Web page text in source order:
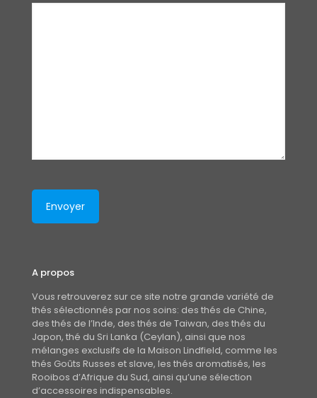
A propos
Vous retrouverez sur ce site notre grande variété de
thés sélectionnés par nos soins: des thés de Chine,
des thés de l’Inde, des thés de Taiwan, des thés du
Japon, thé du Sri Lanka (Ceylan), ainsi que nos
mélanges exclusifs de la Maison Lindfield, comme les
thés Goûts Russes et slave, les thés aromatisés, les
Rooibos d’Afrique du Sud, ainsi qu’une sélection
d’accessoires indispensables.